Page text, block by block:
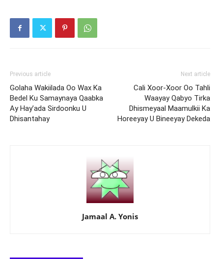
Previous article
Golaha Wakiilada Oo Wax Ka
Bedel Ku Samaynaya Qaabka
Ay Hay’ada Sirdoonku U
Dhisantahay
Next article
Cali Xoor-Xoor Oo Tahli
Waayay Qabyo Tirka
Dhismeyaal Maamulkii Ka
Horeeyay U Bineeyay Dekeda
Jamaal A. Yonis